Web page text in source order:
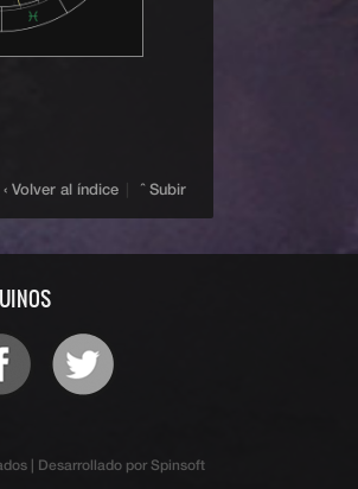
‹ Volver al índice ˆ Subir
| Desarrollado por Spinsoft